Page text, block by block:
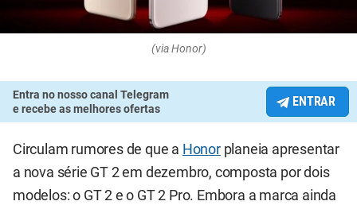
(via Honor)
Entra no nosso canal Telegram
e recebe as melhores ofertas
ENTRAR
Circulam rumores de que a Honorplaneia apresentar
a nova série GT 2 em dezembro, composta por dois
modelos: o GT 2 e o GT 2 Pro. Embora a marca ainda